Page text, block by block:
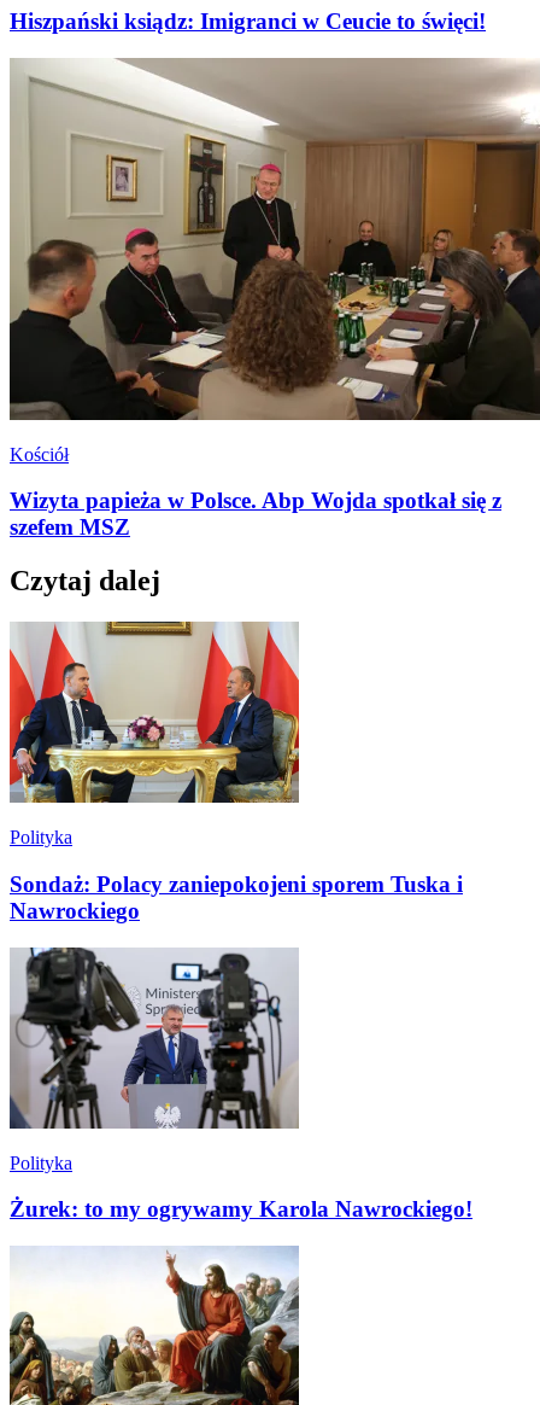
Hiszpański ksiądz: Imigranci w Ceucie to święci!
Kościół
Wizyta papieża w Polsce. Abp Wojda spotkał się z
szefem MSZ
Czytaj dalej
Polityka
Sondaż: Polacy zaniepokojeni sporem Tuska i
Nawrockiego
Polityka
Żurek: to my ogrywamy Karola Nawrockiego!